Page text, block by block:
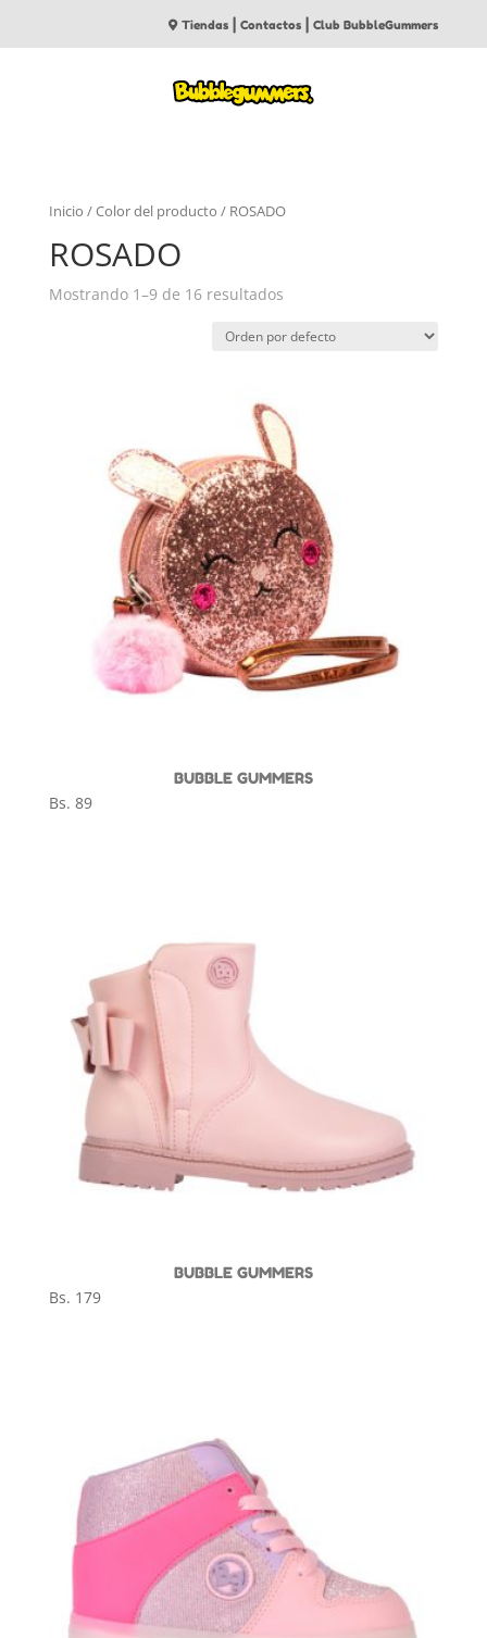
Tiendas |Contactos |Club BubbleGummers
Inicio / Color del producto / ROSADO
ROSADO
Mostrando 1–9 de 16 resultados
BUBBLE GUMMERS
Bs. 89
BUBBLE GUMMERS
Bs. 179